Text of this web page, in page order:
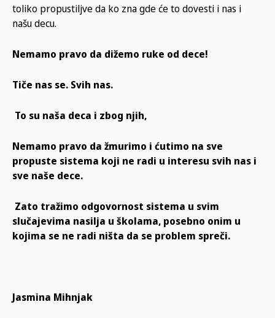
toliko propustiljve da ko zna gde će to dovesti i nas i
našu decu.
Nemamo pravo da dižemo ruke od dece!
Tiče nas se. Svih nas.
To su naša deca i zbog njih,
Nemamo pravo da žmurimo i ćutimo na sve
propuste sistema koji ne radi u interesu svih nas i
sve naše dece.
Zato tražimo odgovornost sistema u svim
slučajevima nasilja u školama, posebno onim u
kojima se ne radi ništa da se problem spreči.
Jasmina Mihnjak